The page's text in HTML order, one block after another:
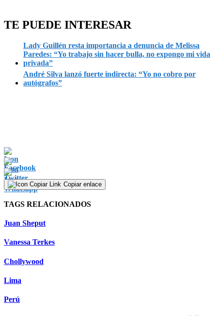
TE PUEDE INTERESAR
Lady Guillén resta importancia a denuncia de Melissa
Paredes: “Yo trabajo sin hacer bulla, no expongo mi vida
privada”
André Silva lanzó fuerte indirecta: “Yo no cobro por
autógrafos”
Copiar enlace
TAGS RELACIONADOS
Juan Sheput
Vanessa Terkes
Chollywood
Lima
Perú